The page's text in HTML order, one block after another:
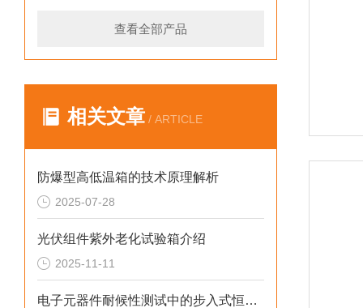
查看全部产品
相关文章 / ARTICLE
防爆型高低温箱的技术原理解析
2025-07-28
光伏组件紫外老化试验箱介绍
2025-11-11
电子元器件耐候性测试中的步入式恒温恒湿试验箱应用要点